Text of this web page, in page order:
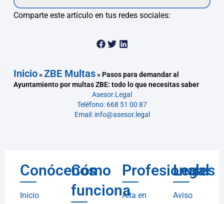
Comparte este artículo en tus redes sociales:
Inicio»ZBE Multas» Pasos para demandar al
Ayuntamiento por multas ZBE: todo lo que necesitas saber
Asesor.Legal
Teléfono: 668 51 00 87
Email: info@asesor.legal
Conócenos
Inicio
Cómo
funciona
Profesionales
Alta en
Legal
Aviso